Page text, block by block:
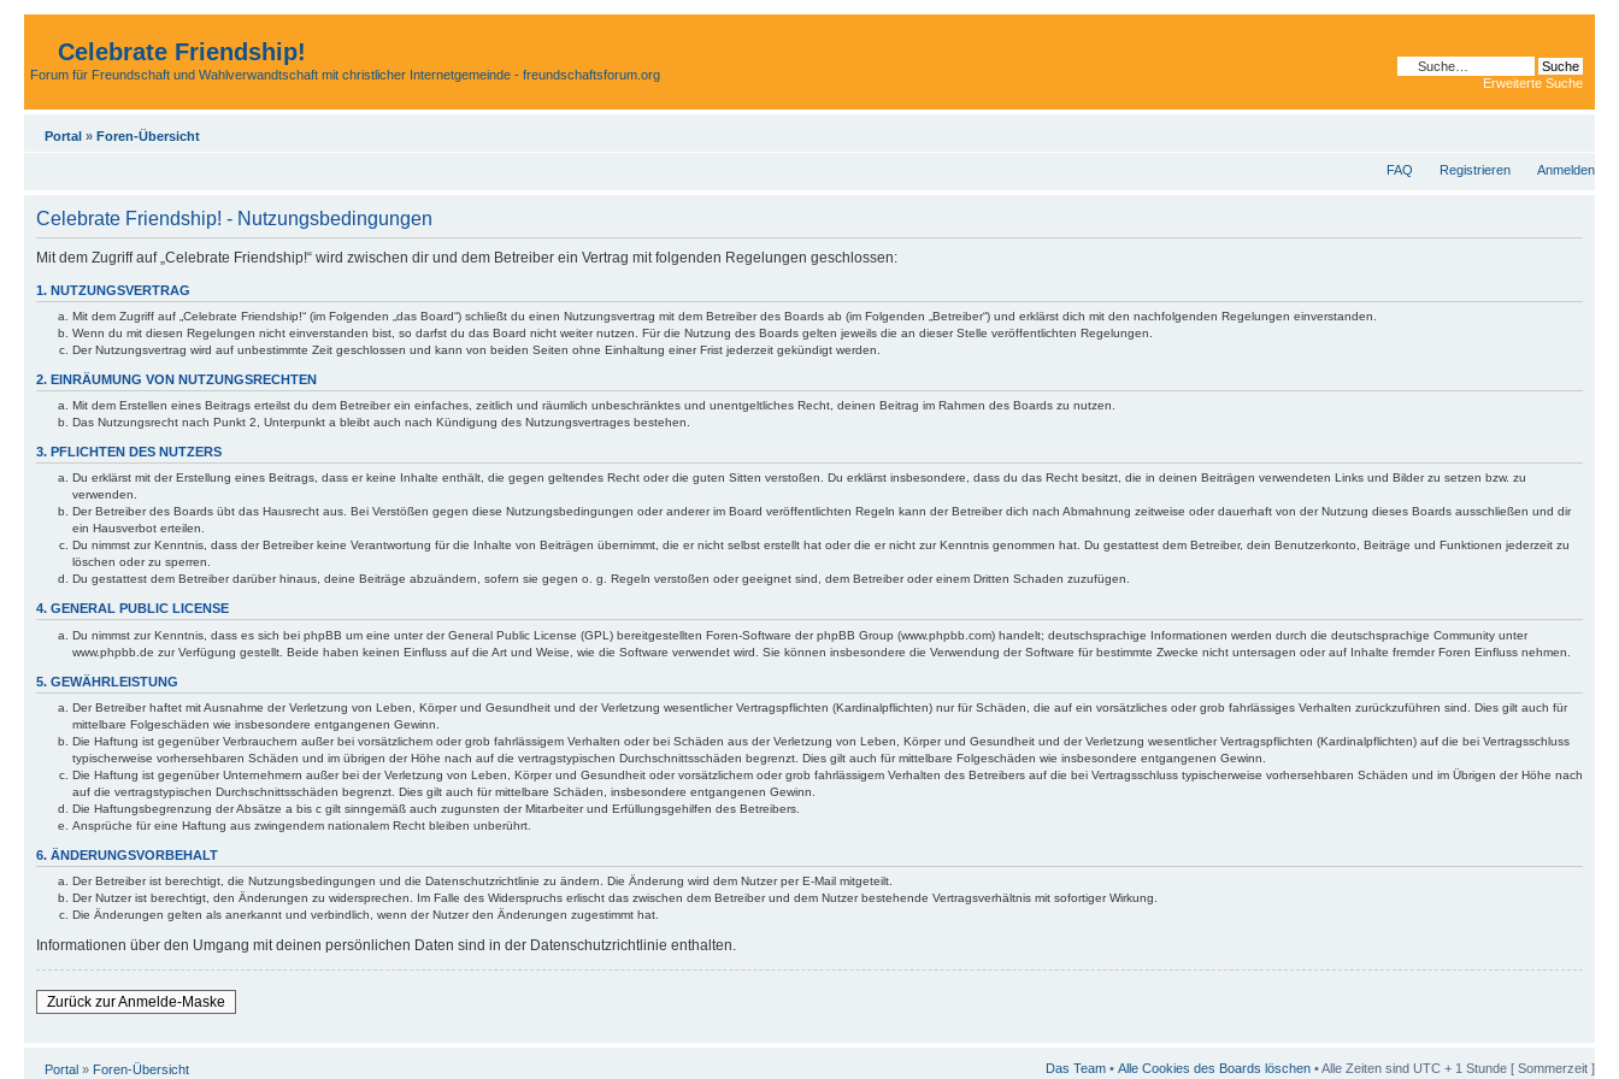
Celebrate Friendship!
Forum für Freundschaft und Wahlverwandtschaft mit christlicher Internetgemeinde - freundschaftsforum.org
Erweiterte Suche
Portal » Foren-Übersicht
FAQ Registrieren Anmelden
Celebrate Friendship! - Nutzungsbedingungen
Mit dem Zugriff auf „Celebrate Friendship!“ wird zwischen dir und dem Betreiber ein Vertrag mit folgenden Regelungen geschlossen:
1. NUTZUNGSVERTRAG
Mit dem Zugriff auf „Celebrate Friendship!“ (im Folgenden „das Board“) schließt du einen Nutzungsvertrag mit dem Betreiber des Boards ab (im Folgenden „Betreiber“) und erklärst dich mit den nachfolgenden Regelungen einverstanden.
Wenn du mit diesen Regelungen nicht einverstanden bist, so darfst du das Board nicht weiter nutzen. Für die Nutzung des Boards gelten jeweils die an dieser Stelle veröffentlichten Regelungen.
Der Nutzungsvertrag wird auf unbestimmte Zeit geschlossen und kann von beiden Seiten ohne Einhaltung einer Frist jederzeit gekündigt werden.
2. EINRÄUMUNG VON NUTZUNGSRECHTEN
Mit dem Erstellen eines Beitrags erteilst du dem Betreiber ein einfaches, zeitlich und räumlich unbeschränktes und unentgeltliches Recht, deinen Beitrag im Rahmen des Boards zu nutzen.
Das Nutzungsrecht nach Punkt 2, Unterpunkt a bleibt auch nach Kündigung des Nutzungsvertrages bestehen.
3. PFLICHTEN DES NUTZERS
Du erklärst mit der Erstellung eines Beitrags, dass er keine Inhalte enthält, die gegen geltendes Recht oder die guten Sitten verstoßen. Du erklärst insbesondere, dass du das Recht besitzt, die in deinen Beiträgen verwendeten Links und Bilder zu setzen bzw. zu
verwenden.
Der Betreiber des Boards übt das Hausrecht aus. Bei Verstößen gegen diese Nutzungsbedingungen oder anderer im Board veröffentlichten Regeln kann der Betreiber dich nach Abmahnung zeitweise oder dauerhaft von der Nutzung dieses Boards ausschließen und dir
ein Hausverbot erteilen.
Du nimmst zur Kenntnis, dass der Betreiber keine Verantwortung für die Inhalte von Beiträgen übernimmt, die er nicht selbst erstellt hat oder die er nicht zur Kenntnis genommen hat. Du gestattest dem Betreiber, dein Benutzerkonto, Beiträge und Funktionen jederzeit zu
löschen oder zu sperren.
Du gestattest dem Betreiber darüber hinaus, deine Beiträge abzuändern, sofern sie gegen o. g. Regeln verstoßen oder geeignet sind, dem Betreiber oder einem Dritten Schaden zuzufügen.
4. GENERAL PUBLIC LICENSE
Du nimmst zur Kenntnis, dass es sich bei phpBB um eine unter der General Public License (GPL) bereitgestellten Foren-Software der phpBB Group (www.phpbb.com) handelt; deutschsprachige Informationen werden durch die deutschsprachige Community unter
www.phpbb.de zur Verfügung gestellt. Beide haben keinen Einfluss auf die Art und Weise, wie die Software verwendet wird. Sie können insbesondere die Verwendung der Software für bestimmte Zwecke nicht untersagen oder auf Inhalte fremder Foren Einfluss nehmen.
5. GEWÄHRLEISTUNG
Der Betreiber haftet mit Ausnahme der Verletzung von Leben, Körper und Gesundheit und der Verletzung wesentlicher Vertragspflichten (Kardinalpflichten) nur für Schäden, die auf ein vorsätzliches oder grob fahrlässiges Verhalten zurückzuführen sind. Dies gilt auch für
mittelbare Folgeschäden wie insbesondere entgangenen Gewinn.
Die Haftung ist gegenüber Verbrauchern außer bei vorsätzlichem oder grob fahrlässigem Verhalten oder bei Schäden aus der Verletzung von Leben, Körper und Gesundheit und der Verletzung wesentlicher Vertragspflichten (Kardinalpflichten) auf die bei Vertragsschluss
typischerweise vorhersehbaren Schäden und im übrigen der Höhe nach auf die vertragstypischen Durchschnittsschäden begrenzt. Dies gilt auch für mittelbare Folgeschäden wie insbesondere entgangenen Gewinn.
Die Haftung ist gegenüber Unternehmern außer bei der Verletzung von Leben, Körper und Gesundheit oder vorsätzlichem oder grob fahrlässigem Verhalten des Betreibers auf die bei Vertragsschluss typischerweise vorhersehbaren Schäden und im Übrigen der Höhe nach
auf die vertragstypischen Durchschnittsschäden begrenzt. Dies gilt auch für mittelbare Schäden, insbesondere entgangenen Gewinn.
Die Haftungsbegrenzung der Absätze a bis c gilt sinngemäß auch zugunsten der Mitarbeiter und Erfüllungsgehilfen des Betreibers.
Ansprüche für eine Haftung aus zwingendem nationalem Recht bleiben unberührt.
6. ÄNDERUNGSVORBEHALT
Der Betreiber ist berechtigt, die Nutzungsbedingungen und die Datenschutzrichtlinie zu ändern. Die Änderung wird dem Nutzer per E-Mail mitgeteilt.
Der Nutzer ist berechtigt, den Änderungen zu widersprechen. Im Falle des Widerspruchs erlischt das zwischen dem Betreiber und dem Nutzer bestehende Vertragsverhältnis mit sofortiger Wirkung.
Die Änderungen gelten als anerkannt und verbindlich, wenn der Nutzer den Änderungen zugestimmt hat.
Informationen über den Umgang mit deinen persönlichen Daten sind in der Datenschutzrichtlinie enthalten.
Zurück zur Anmelde-Maske
Portal » Foren-Übersicht Das Team • Alle Cookies des Boards löschen • Alle Zeiten sind UTC + 1 Stunde [ Sommerzeit ]